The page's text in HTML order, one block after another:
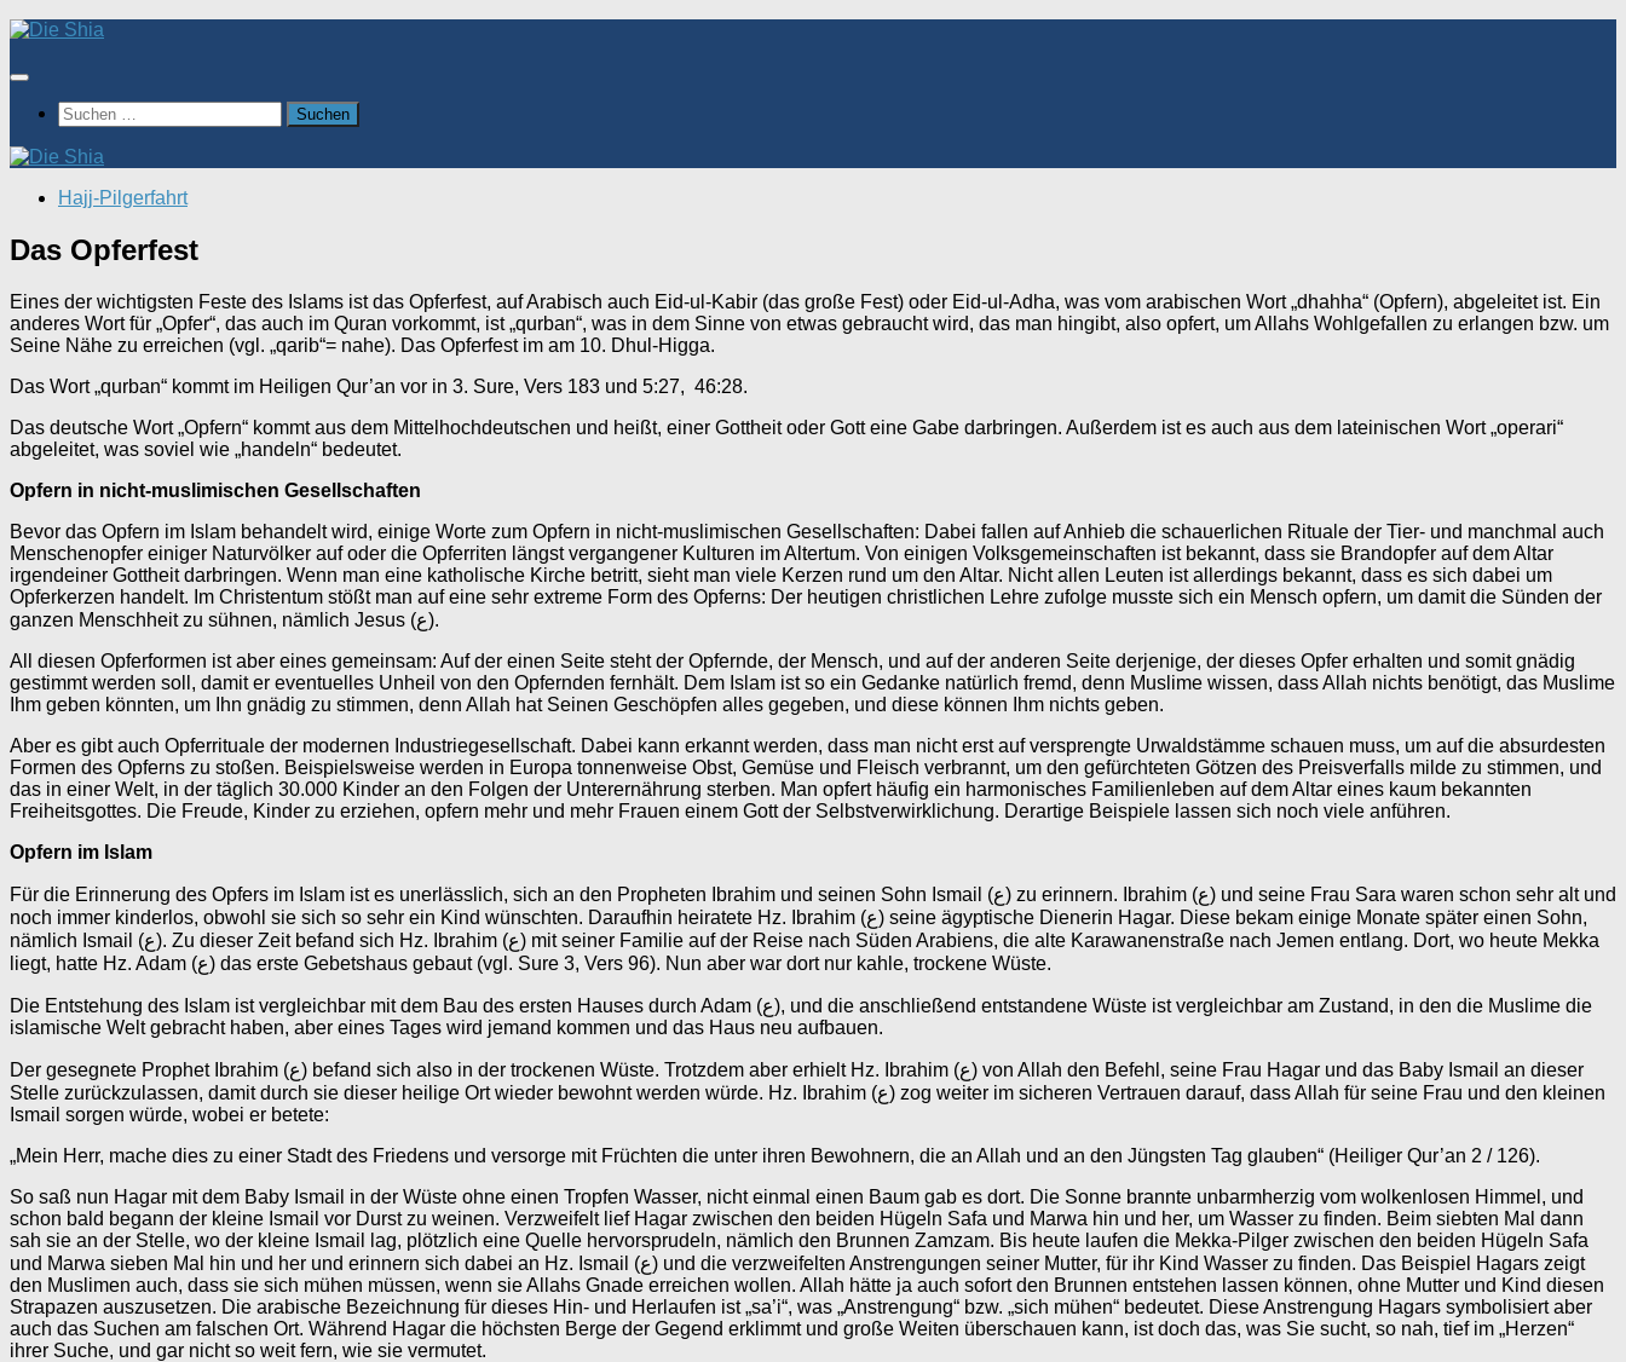
Zum
springen
Suchen
nach:
Hajj-Pilgerfahrt
Das Opferfest
Eines der wichtigsten Feste des Islams ist das Opferfest, auf Arabisch auch Eid-ul-Kabir (das große Fest) oder Eid-ul-Adha, was vom arabischen Wort „dhahha“ (Opfern), abgeleitet ist. Ein
anderes Wort für „Opfer“, das auch im Quran vorkommt, ist „qurban“, was in dem Sinne von etwas gebraucht wird, das man hingibt, also opfert, um Allahs Wohlgefallen zu erlangen bzw. um
Seine Nähe zu erreichen (vgl. „qarib“= nahe). Das Opferfest im am 10. Dhul-Higga.
Das Wort „qurban“ kommt im Heiligen Qur’an vor in 3. Sure, Vers 183 und 5:27, 46:28.
Das deutsche Wort „Opfern“ kommt aus dem Mittelhochdeutschen und heißt, einer Gottheit oder Gott eine Gabe darbringen. Außerdem ist es auch aus dem lateinischen Wort „operari“
abgeleitet, was soviel wie „handeln“ bedeutet.
Opfern in nicht-muslimischen Gesellschaften
Bevor das Opfern im Islam behandelt wird, einige Worte zum Opfern in nicht-muslimischen Gesellschaften: Dabei fallen auf Anhieb die schauerlichen Rituale der Tier- und manchmal auch
Menschenopfer einiger Naturvölker auf oder die Opferriten längst vergangener Kulturen im Altertum. Von einigen Volksgemeinschaften ist bekannt, dass sie Brandopfer auf dem Altar
irgendeiner Gottheit darbringen. Wenn man eine katholische Kirche betritt, sieht man viele Kerzen rund um den Altar. Nicht allen Leuten ist allerdings bekannt, dass es sich dabei um
Opferkerzen handelt. Im Christentum stößt man auf eine sehr extreme Form des Opferns: Der heutigen christlichen Lehre zufolge musste sich ein Mensch opfern, um damit die Sünden der
ganzen Menschheit zu sühnen, nämlich Jesus (ع).
All diesen Opferformen ist aber eines gemeinsam: Auf der einen Seite steht der Opfernde, der Mensch, und auf der anderen Seite derjenige, der dieses Opfer erhalten und somit gnädig
gestimmt werden soll, damit er eventuelles Unheil von den Opfernden fernhält. Dem Islam ist so ein Gedanke natürlich fremd, denn Muslime wissen, dass Allah nichts benötigt, das Muslime
Ihm geben könnten, um Ihn gnädig zu stimmen, denn Allah hat Seinen Geschöpfen alles gegeben, und diese können Ihm nichts geben.
Aber es gibt auch Opferrituale der modernen Industriegesellschaft. Dabei kann erkannt werden, dass man nicht erst auf versprengte Urwaldstämme schauen muss, um auf die absurdesten
Formen des Opferns zu stoßen. Beispielsweise werden in Europa tonnenweise Obst, Gemüse und Fleisch verbrannt, um den gefürchteten Götzen des Preisverfalls milde zu stimmen, und
das in einer Welt, in der täglich 30.000 Kinder an den Folgen der Unterernährung sterben. Man opfert häufig ein harmonisches Familienleben auf dem Altar eines kaum bekannten
Freiheitsgottes. Die Freude, Kinder zu erziehen, opfern mehr und mehr Frauen einem Gott der Selbstverwirklichung. Derartige Beispiele lassen sich noch viele anführen.
Opfern im Islam
Für die Erinnerung des Opfers im Islam ist es unerlässlich, sich an den Propheten Ibrahim und seinen Sohn Ismail (ع) zu erinnern. Ibrahim (ع) und seine Frau Sara waren schon sehr alt und
noch immer kinderlos, obwohl sie sich so sehr ein Kind wünschten. Daraufhin heiratete Hz. Ibrahim (ع) seine ägyptische Dienerin Hagar. Diese bekam einige Monate später einen Sohn,
nämlich Ismail (ع). Zu dieser Zeit befand sich Hz. Ibrahim (ع) mit seiner Familie auf der Reise nach Süden Arabiens, die alte Karawanenstraße nach Jemen entlang. Dort, wo heute Mekka
liegt, hatte Hz. Adam (ع) das erste Gebetshaus gebaut (vgl. Sure 3, Vers 96). Nun aber war dort nur kahle, trockene Wüste.
Die Entstehung des Islam ist vergleichbar mit dem Bau des ersten Hauses durch Adam (ع), und die anschließend entstandene Wüste ist vergleichbar am Zustand, in den die Muslime die
islamische Welt gebracht haben, aber eines Tages wird jemand kommen und das Haus neu aufbauen.
Der gesegnete Prophet Ibrahim (ع) befand sich also in der trockenen Wüste. Trotzdem aber erhielt Hz. Ibrahim (ع) von Allah den Befehl, seine Frau Hagar und das Baby Ismail an dieser
Stelle zurückzulassen, damit durch sie dieser heilige Ort wieder bewohnt werden würde. Hz. Ibrahim (ع) zog weiter im sicheren Vertrauen darauf, dass Allah für seine Frau und den kleinen
Ismail sorgen würde, wobei er betete:
„Mein Herr, mache dies zu einer Stadt des Friedens und versorge mit Früchten die unter ihren Bewohnern, die an Allah und an den Jüngsten Tag glauben“ (Heiliger Qur’an 2 / 126).
So saß nun Hagar mit dem Baby Ismail in der Wüste ohne einen Tropfen Wasser, nicht einmal einen Baum gab es dort. Die Sonne brannte unbarmherzig vom wolkenlosen Himmel, und
schon bald begann der kleine Ismail vor Durst zu weinen. Verzweifelt lief Hagar zwischen den beiden Hügeln Safa und Marwa hin und her, um Wasser zu finden. Beim siebten Mal dann
sah sie an der Stelle, wo der kleine Ismail lag, plötzlich eine Quelle hervorsprudeln, nämlich den Brunnen Zamzam. Bis heute laufen die Mekka-Pilger zwischen den beiden Hügeln Safa
und Marwa sieben Mal hin und her und erinnern sich dabei an Hz. Ismail (ع) und die verzweifelten Anstrengungen seiner Mutter, für ihr Kind Wasser zu finden. Das Beispiel Hagars zeigt
den Muslimen auch, dass sie sich mühen müssen, wenn sie Allahs Gnade erreichen wollen. Allah hätte ja auch sofort den Brunnen entstehen lassen können, ohne Mutter und Kind diesen
Strapazen auszusetzen. Die arabische Bezeichnung für dieses Hin- und Herlaufen ist „sa’i“, was „Anstrengung“ bzw. „sich mühen“ bedeutet. Diese Anstrengung Hagars symbolisiert aber
auch das Suchen am falschen Ort. Während Hagar die höchsten Berge der Gegend erklimmt und große Weiten überschauen kann, ist doch das, was Sie sucht, so nah, tief im „Herzen“
ihrer Suche, und gar nicht so weit fern, wie sie vermutet.